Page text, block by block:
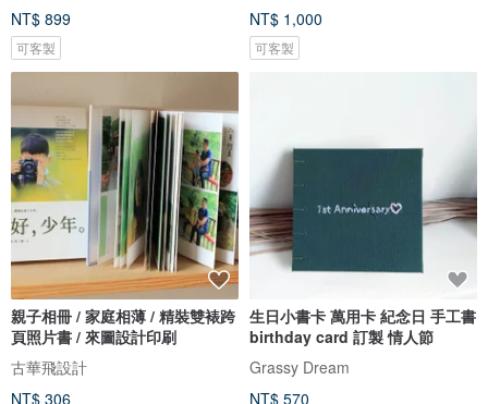
NT$ 899
可客製
NT$ 1,000
可客製
親子相冊 / 家庭相薄 / 精裝雙裱跨
頁照片書 / 來圖設計印刷
古華飛設計
NT$ 306
生日小書卡 萬用卡 紀念日 手工書
birthday card 訂製 情人節
Grassy Dream
NT$ 570